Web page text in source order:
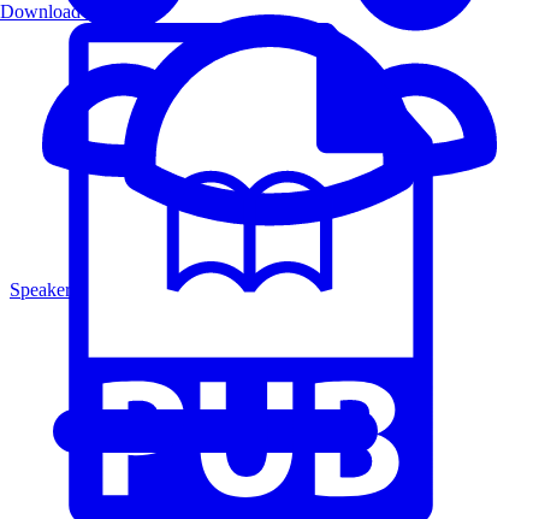
Speakers
Download PDF